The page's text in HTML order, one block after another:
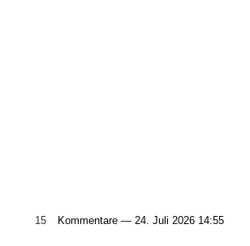
15 Kommentare — 24. Juli 2026 14:55